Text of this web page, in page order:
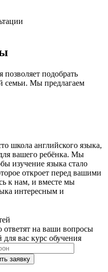
позволяет подобрать
семьи. Мы предлагаем
школа английского языка,
вашего ребёнка. Мы
изучение языка стало
откроет перед вашими
к нам, и вместе мы
интересным и
на ваши вопросы
вас курс обучения